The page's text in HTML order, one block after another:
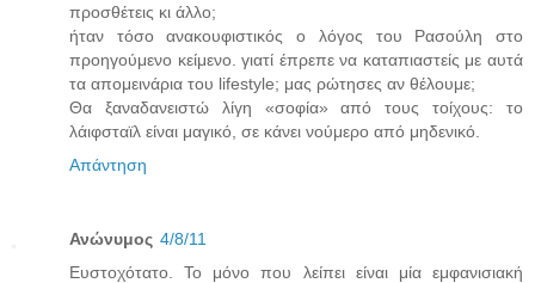
προσθέτεις κι άλλο;
ήταν τόσο ανακουφιστικός ο λόγος του Ρασούλη στο
προηγούμενο κείμενο. γιατί έπρεπε να καταπιαστείς με αυτά
τα απομεινάρια του lifestyle; μας ρώτησες αν θέλουμε;
Θα ξαναδανειστώ λίγη «σοφία» από τους τοίχους: το
λάιφσταϊλ είναι μαγικό, σε κάνει νούμερο από μηδενικό.
Απάντηση
Ανώνυμος 4/8/11
Ευστοχότατο. Το μόνο που λείπει είναι μία εμφανισιακή